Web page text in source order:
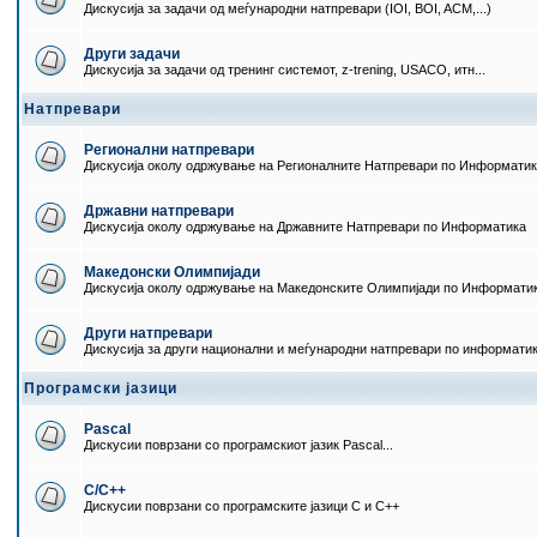
Дискусија за задачи од меѓународни натпревари (IOI, BOI, ACM,...)
Други задачи
Дискусија за задачи од тренинг системот, z-trening, USACO, итн...
Натпревари
Регионални натпревари
Дискусија околу одржување на Регионалните Натпревари по
Државни натпревари
Дискусија околу одржување на Државните Натпревари по Информатика
Македонски Олимпијади
Дискусија околу одржување на Македонските Олимпијади по
Други натпревари
Дискусија за други национални и меѓународни натпревари по
Програмски јазици
Pascal
Дискусии поврзани со програмскиот јазик Pascal...
C/C++
Дискусии поврзани со програмските јазици C и C++